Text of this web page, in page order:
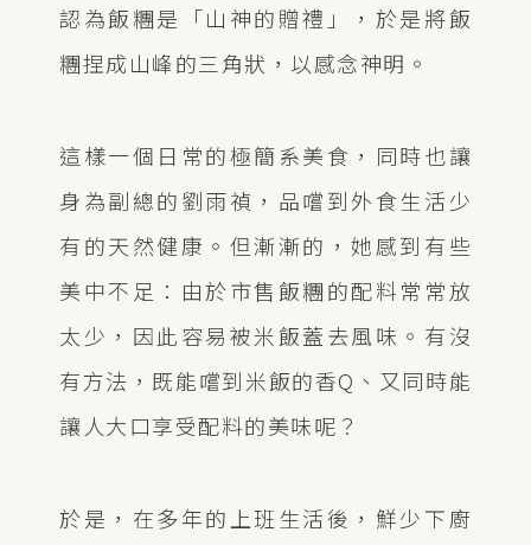
認為飯糰是「山神的贈禮」，於是將飯
糰捏成山峰的三角狀，以感念神明。
這樣一個日常的極簡系美食，同時也讓
身為副總的劉雨禎，品嚐到外食生活少
有的天然健康。但漸漸的，她感到有些
美中不足：由於市售飯糰的配料常常放
太少，因此容易被米飯蓋去風味。有沒
有方法，既能嚐到米飯的香Q、又同時能
讓人大口享受配料的美味呢？
於是，在多年的上班生活後，鮮少下廚